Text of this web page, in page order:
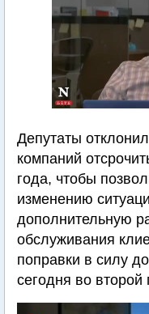
Депутаты
компаний
года, чтобы
изменению
дополнительную
обслуживания
поправки в силу
сегодня во